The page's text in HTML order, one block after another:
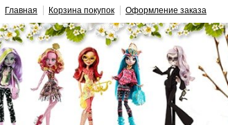
Главная Корзина покупок Оформление заказа